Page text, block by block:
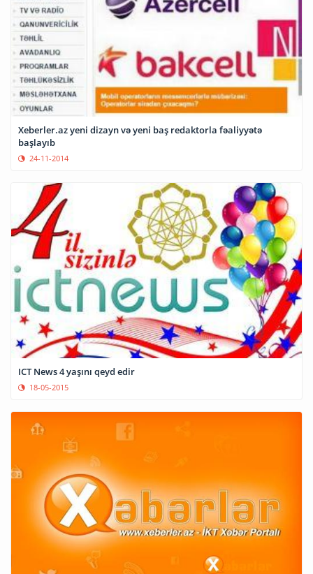
Xeberler.az yeni dizayn və yeni baş redaktorla fəaliyyətə
başlayıb
24-11-2014
ICT News 4 yaşını qeyd edir
18-05-2015